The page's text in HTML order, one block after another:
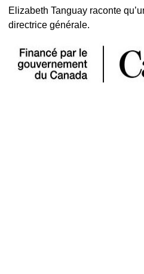
Elizabeth Tanguay raconte
directrice générale.